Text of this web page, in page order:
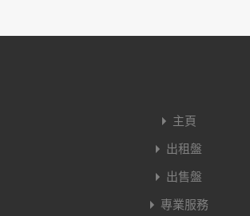
主頁
出租盤
出售盤
專業服務